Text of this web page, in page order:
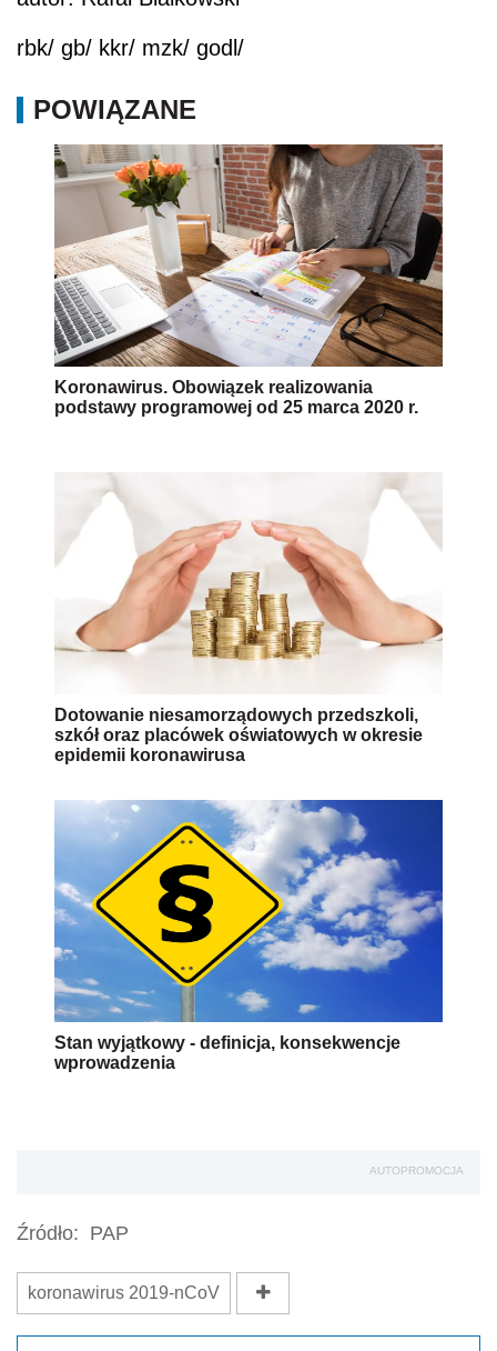
rbk/ gb/ kkr/ mzk/ godl/
POWIĄZANE
Koronawirus. Obowiązek realizowania
podstawy programowej od 25 marca 2020 r.
Dotowanie niesamorządowych przedszkoli,
szkół oraz placówek oświatowych w okresie
epidemii koronawirusa
Stan wyjątkowy - definicja, konsekwencje
wprowadzenia
AUTOPROMOCJA
Źródło: PAP
koronawirus 2019-nCoV